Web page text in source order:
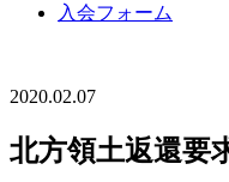
入会フォーム
2020.02.07
北方領土返還要